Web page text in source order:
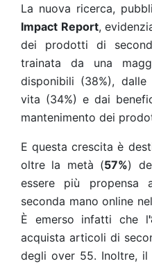
La nuova ricerca,
Impact Report,
dei prodotti di
trainata da una
disponibili (38%),
vita (34%) e dai
mantenimento dei
E questa crescita è
oltre la metà (57%)
essere più propensa
seconda mano online
È emerso infatti che l
acquista articoli di
degli over 55. Inoltre, il